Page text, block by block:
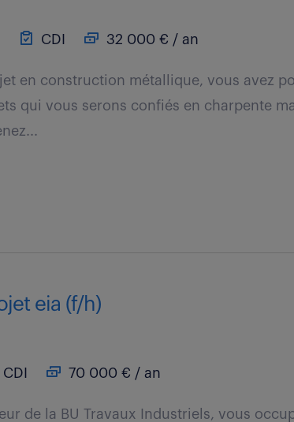
CDI 32 000 € / an
en construction métallique, vous avez
qui vous serons confiés en charpente
eia (f/h)
CDI 70 000 € / an
de la BU Travaux Industriels, vous